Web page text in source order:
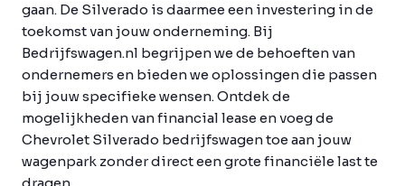
gaan. De Silverado is daarmee een investering in de
toekomst van jouw onderneming. Bij
Bedrijfswagen.nl begrijpen we de behoeften van
ondernemers en bieden we oplossingen die passen
bij jouw specifieke wensen. Ontdek de
mogelijkheden van financial lease en voeg de
Chevrolet Silverado bedrijfswagen toe aan jouw
wagenpark zonder direct een grote financiële last te